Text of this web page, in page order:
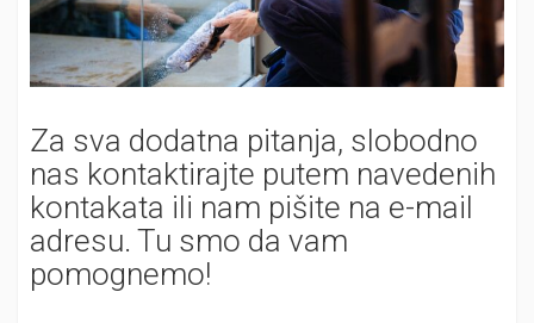
Za sva dodatna pitanja, slobodno
nas kontaktirajte putem navedenih
kontakata ili nam pišite na e-mail
adresu. Tu smo da vam
pomognemo!